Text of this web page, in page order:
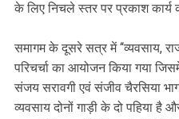
के लिए निचले स्तर पर प्रकाश कार्य
समागम के दूसरे सत्र में ‘‘व्यवसाय,
परिचर्चा का आयोजन किया गया
संजय सरावगी एवं संजीव चैरसिया
व्यवसाय दोनों गाड़ी के दो पहिया